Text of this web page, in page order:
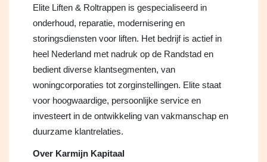
Elite Liften & Roltrappen is gespecialiseerd in
onderhoud, reparatie, modernisering en
storingsdiensten voor liften. Het bedrijf is actief in
heel Nederland met nadruk op de Randstad en
bedient diverse klantsegmenten, van
woningcorporaties tot zorginstellingen. Elite staat
voor hoogwaardige, persoonlijke service en
investeert in de ontwikkeling van vakmanschap en
duurzame klantrelaties.
Over Karmijn Kapitaal